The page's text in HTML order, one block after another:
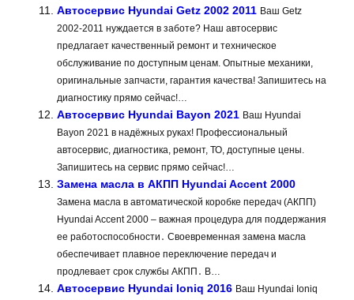
Автосервис Hyundai Getz 2002 2011 Ваш Getz
2002-2011 нуждается в заботе? Наш автосервис
предлагает качественный ремонт и техническое
обслуживание по доступным ценам. Опытные механики,
оригинальные запчасти, гарантия качества! Запишитесь на
диагностику прямо сейчас!…
Автосервис Hyundai Bayon 2021 Ваш Hyundai
Bayon 2021 в надёжных руках! Профессиональный
автосервис, диагностика, ремонт, ТО, доступные цены.
Запишитесь на сервис прямо сейчас!…
Замена масла в АКПП Hyundai Accent 2000
Замена масла в автоматической коробке передач (АКПП)
Hyundai Accent 2000 – важная процедура для поддержания
ее работоспособности․ Своевременная замена масла
обеспечивает плавное переключение передач и
продлевает срок службы АКПП․ В…
Автосервис Hyundai Ioniq 2016 Ваш Hyundai Ioniq